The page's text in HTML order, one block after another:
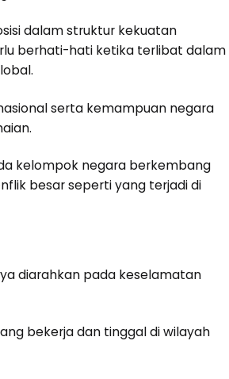
dalam struktur kekuatan
berhati-hati ketika terlibat dalam
serta kemampuan negara
kelompok negara berkembang
besar seperti yang terjadi di
diarahkan pada keselamatan
bekerja dan tinggal di wilayah